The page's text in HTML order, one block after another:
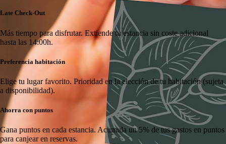
Late Check-Out
Más tiempo para disfrutar. Extiende tu estancia sin coste adicional
hasta las 14:00h.
Preferencia habitación
Elige tu lugar favorito. Prioridad en la elección de tu habitación (sujeta
a disponibilidad).
Ahorra con puntos
Gana puntos en cada estancia. Acumula un 5% de tus gastos en puntos
para canjear en reservas.